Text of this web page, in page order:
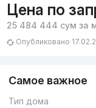
Цена по
25 484 444 сум за
Опубликовано
Самое важное
Тип дома